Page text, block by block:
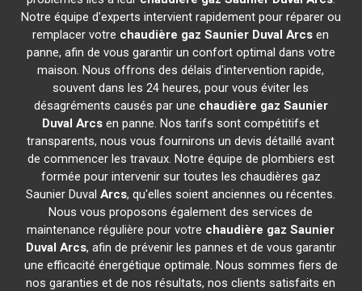
Notre équipe d'experts intervient rapidement pour réparer ou
remplacer votre chaudière gaz Saunier Duval Arcs en
panne, afin de vous garantir un confort optimal dans votre
maison. Nous offrons des délais d'intervention rapide,
souvent dans les 24 heures, pour vous éviter les
désagréments causés par une chaudière gaz Saunier
Duval Arcs en panne. Nos tarifs sont compétitifs et
transparents, nous vous fournirons un devis détaillé avant
de commencer les travaux. Notre équipe de plombiers est
formée pour intervenir sur toutes les chaudières gaz
Saunier DuvalArcs, qu'elles soient anciennes ou récentes.
Nous vous proposons également des services de
maintenance régulière pour votre chaudière gaz Saunier
Duval Arcs, afin de prévenir les pannes et de vous garantir
une efficacité énergétique optimale. Nous sommes fiers de
nos garanties et de nos résultats, nos clients satisfaits en